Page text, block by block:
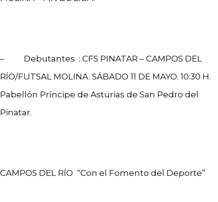
– Debutantes : CFS PINATAR – CAMPOS DEL
RÍO/FUTSAL MOLINA. SÁBADO 11 DE MAYO. 10:30 H.
Pabellón Príncipe de Asturias de San Pedro del
Pinatar.
CAMPOS DEL RÍO “Con el Fomento del Deporte”